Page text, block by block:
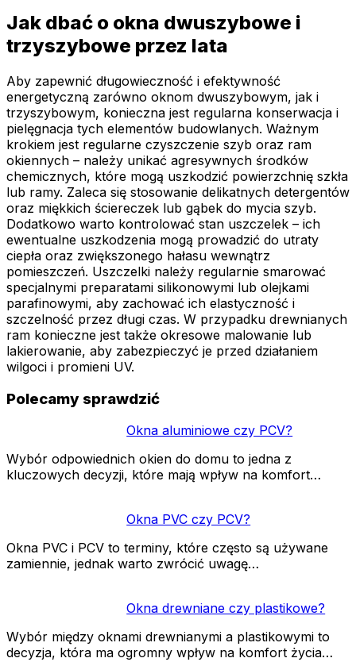
Jak dbać o okna dwuszybowe i
trzyszybowe przez lata
Aby zapewnić długowieczność i efektywność
energetyczną zarówno oknom dwuszybowym, jak i
trzyszybowym, konieczna jest regularna konserwacja i
pielęgnacja tych elementów budowlanych. Ważnym
krokiem jest regularne czyszczenie szyb oraz ram
okiennych – należy unikać agresywnych środków
chemicznych, które mogą uszkodzić powierzchnię szkła
lub ramy. Zaleca się stosowanie delikatnych detergentów
oraz miękkich ściereczek lub gąbek do mycia szyb.
Dodatkowo warto kontrolować stan uszczelek – ich
ewentualne uszkodzenia mogą prowadzić do utraty
ciepła oraz zwiększonego hałasu wewnątrz
pomieszczeń. Uszczelki należy regularnie smarować
specjalnymi preparatami silikonowymi lub olejkami
parafinowymi, aby zachować ich elastyczność i
szczelność przez długi czas. W przypadku drewnianych
ram konieczne jest także okresowe malowanie lub
lakierowanie, aby zabezpieczyć je przed działaniem
wilgoci i promieni UV.
Polecamy sprawdzić
Okna aluminiowe czy PCV?
Wybór odpowiednich okien do domu to jedna z
kluczowych decyzji, które mają wpływ na komfort…
Okna PVC czy PCV?
Okna PVC i PCV to terminy, które często są używane
zamiennie, jednak warto zwrócić uwagę…
Okna drewniane czy plastikowe?
Wybór między oknami drewnianymi a plastikowymi to
decyzja, która ma ogromny wpływ na komfort życia…